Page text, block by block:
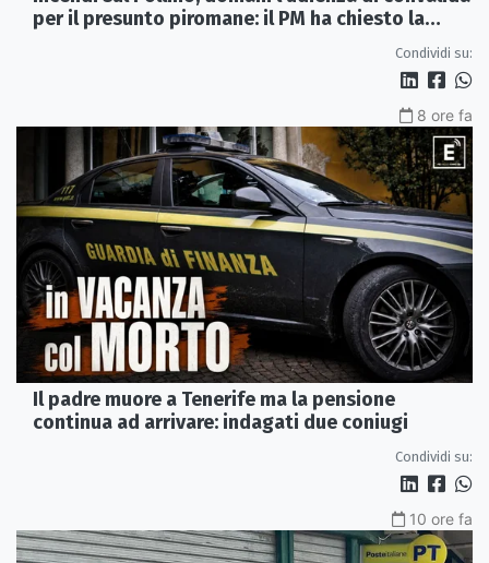
per il presunto piromane: il PM ha chiesto la
Condividi su:
8 ore fa
Il padre muore a Tenerife ma la pensione
continua ad arrivare: indagati due coniugi
Condividi su:
10 ore fa